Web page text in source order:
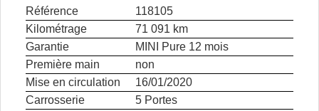
Référence
118105
Kilométrage
71 091 km
Garantie
MINI Pure 12 mois
Première main
non
Mise en circulation
16/01/2020
Carrosserie
5 Portes